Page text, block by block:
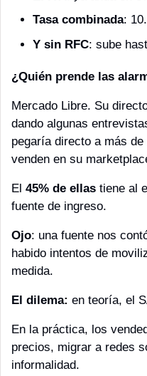
Tasa combinada:
Y sin RFC: sube
¿Quién prende las
Mercado Libre. Su
dando algunas
pegaría directo a más de
venden en su
El 45% de ellas tiene al
fuente de ingreso.
Ojo: una fuente nos
habido intentos de
medida.
El dilema: en teoría, el
En la práctica, los
precios, migrar a redes
informalidad.